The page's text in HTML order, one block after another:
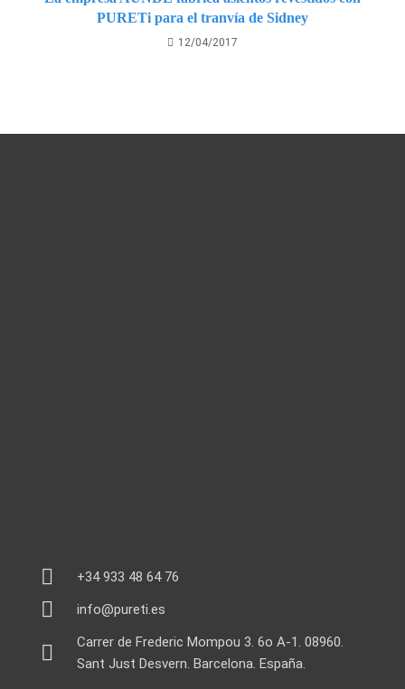
PURETi para el tranvía de Sidney
12/04/2017
+34 933 48 64 76
info@pureti.es
Carrer de Frederic Mompou 3. 6o A-1. 08960.
Sant Just Desvern. Barcelona. España.